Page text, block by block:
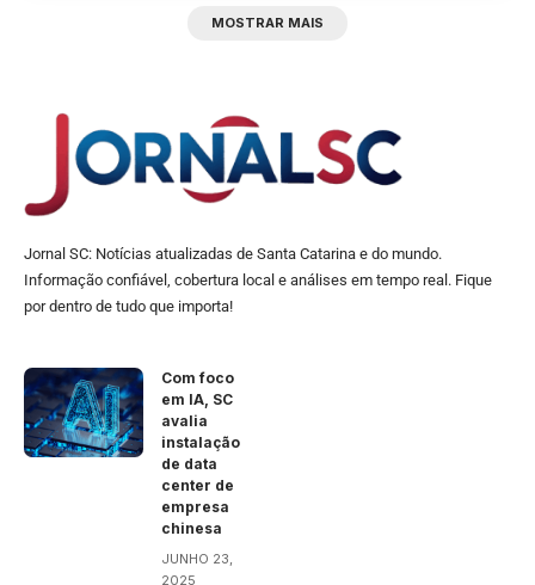
MOSTRAR MAIS
Jornal SC: Notícias atualizadas de Santa Catarina e do mundo.
Informação confiável, cobertura local e análises em tempo real. Fique
por dentro de tudo que importa!
Com foco
em IA, SC
avalia
instalação
de data
center de
empresa
chinesa
JUNHO 23,
2025